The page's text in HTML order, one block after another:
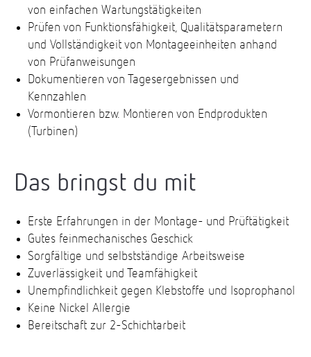
von einfachen Wartungstätigkeiten
Prüfen von Funktionsfähigkeit, Qualitätsparametern
und Vollständigkeit von Montageeinheiten anhand
von Prüfanweisungen
Dokumentieren von Tagesergebnissen und
Kennzahlen
Vormontieren bzw. Montieren von Endprodukten
(Turbinen)
Das bringst du mit
Erste Erfahrungen in der Montage- und Prüftätigkeit
Gutes feinmechanisches Geschick
Sorgfältige und selbstständige Arbeitsweise
Zuverlässigkeit und Teamfähigkeit
Unempfindlichkeit gegen Klebstoffe und Isoprophanol
Keine Nickel Allergie
Bereitschaft zur 2-Schichtarbeit